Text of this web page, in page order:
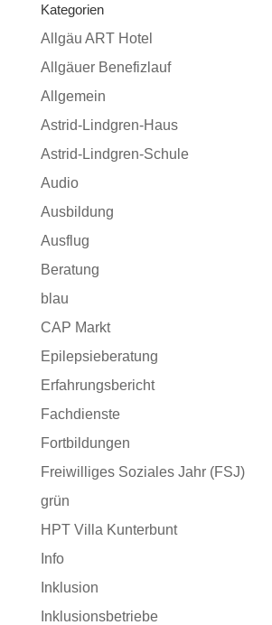
Kategorien
Allgäu ART Hotel
Allgäuer Benefizlauf
Allgemein
Astrid-Lindgren-Haus
Astrid-Lindgren-Schule
Audio
Ausbildung
Ausflug
Beratung
blau
CAP Markt
Epilepsieberatung
Erfahrungsbericht
Fachdienste
Fortbildungen
Freiwilliges Soziales Jahr (FSJ)
grün
HPT Villa Kunterbunt
Info
Inklusion
Inklusionsbetriebe